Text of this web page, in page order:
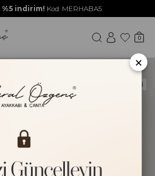
%5 indirim! Kod: MERHABA5
0
Yeni Ürün
HAKİKİ DERİ
×